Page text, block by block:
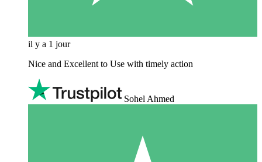
il y a 1 jour
Nice and Excellent to Use with timely action
Sohel Ahmed